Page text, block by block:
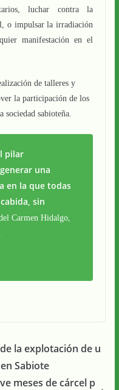
luchar contra la
o impulsar la irradiación
manifestación en el
de talleres y
la participación de los
sociedad sabioteña.
pilar
una
en la que todas
sin
Carmen Hidalgo,
la explotación de u
Sabiote
meses de cárcel p